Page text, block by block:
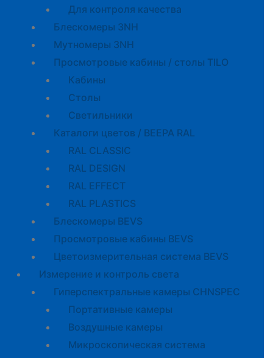
Для контроля качества
Блескомеры 3NH
Мутномеры 3NH
Просмотровые кабины / столы TILO
Кабины
Cтолы
Светильники
Каталоги цветов / BEEPA RAL
RAL CLASSIC
RAL DESIGN
RAL EFFECT
RAL PLASTICS
Блескомеры BEVS
Просмотровые кабины BEVS
Цветоизмерительная система BEVS
Измерение и контроль света
Гиперспектральные камеры CHNSPEC
Портативные камеры
Воздушные камеры
Микроскопическая система